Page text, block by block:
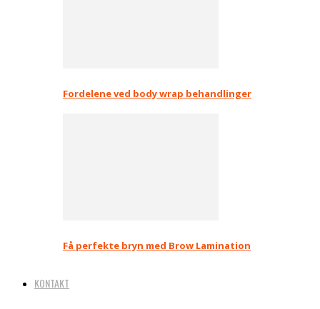
Fordelene ved body wrap behandlinger
Få perfekte bryn med Brow Lamination
KONTAKT